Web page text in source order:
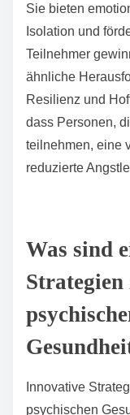
Wie können Peer-
Wohlbefinden
Peer-
Wohlbefinden
Gemeinschaft
Sie bieten
Isolation und
Resilienz und
teilnehmen, eine
reduzierte